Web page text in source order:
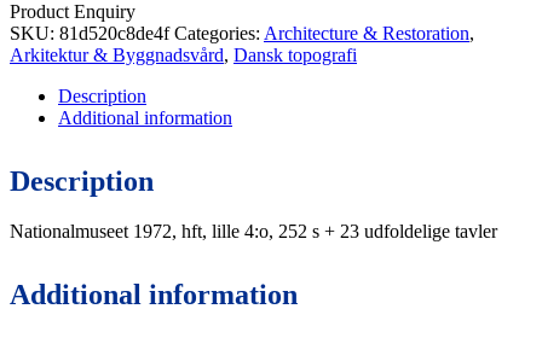
Product Enquiry
SKU: 81d520c8de4f Categories: Architecture & Restoration,
Arkitektur & Byggnadsvård, Dansk topografi
Description
Additional information
Description
Nationalmuseet 1972, hft, lille 4:o, 252 s + 23 udfoldelige tavler
Additional information